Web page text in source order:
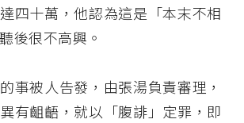
四十萬，他認為這是「本末不相
後很不高興。
事被人告發，由張湯負責審理，
有齟齬，就以「腹誹」定罪，即